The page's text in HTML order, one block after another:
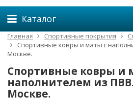
Каталог
Главная Спортивные покрытия
Спортивные ковры и маты с
Москве.
Спортивные ковры и
наполнителем из
Москве.